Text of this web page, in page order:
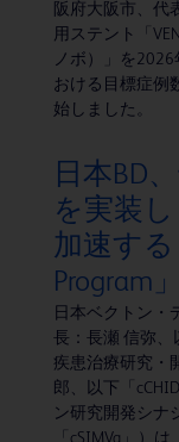
阪府大阪市、代
用ステント「
ノボ）」を
おける目標症例
始しました。
日本BD
を実装
加速する
Program
日本ベクトン・
長：長瀬 信弥、
疾患治療研究・
郎、以下「
ン研究開発シナ
「cSIMVa」）